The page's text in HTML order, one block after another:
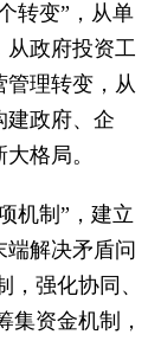
转变”，从单
从政府投资工
管理转变，从
建政府、企
格局。
机制”，建立
解决矛盾问
强化协同、
集资金机制，